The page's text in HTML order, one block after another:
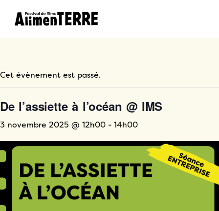
Cet évènement est passé.
De l’assiette à l’océan @ IMS
3 novembre 2025 @ 12h00 - 14h00